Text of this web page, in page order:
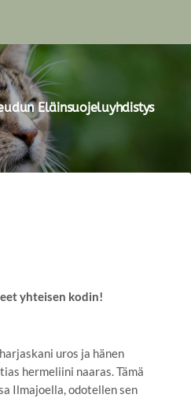
Eläinsuojeluyhdistys
yhteisen kodin!
uros ja hänen
hermeliini naaras. Tämä
Ilmajoella, odotellen sen